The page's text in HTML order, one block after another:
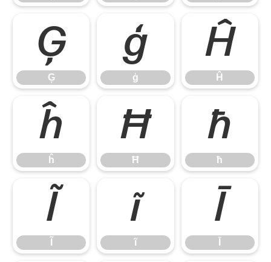
Ģ
Ģ
ģ
ģ
Ĥ
Ĥ
ĥ
ĥ
Ħ
Ħ
ħ
ħ
Ĩ ĩ
ĩ
Ī